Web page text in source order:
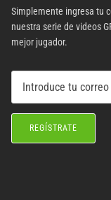
Simplemente ingresa tu
nuestra serie de videos
mejor jugador.
REGÍSTRATE